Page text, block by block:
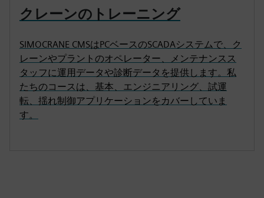
クレーンのトレーニング
SIMOCRANE CMSはPCベースのSCADAシステムで、ク
レーンやプラントのオペレーター、メンテナンスス
タッフに運用データや診断データを提供します。私
たちのコースは、基本、エンジニアリング、試運
転、揺れ制御アプリケーションをカバーしていま
す。